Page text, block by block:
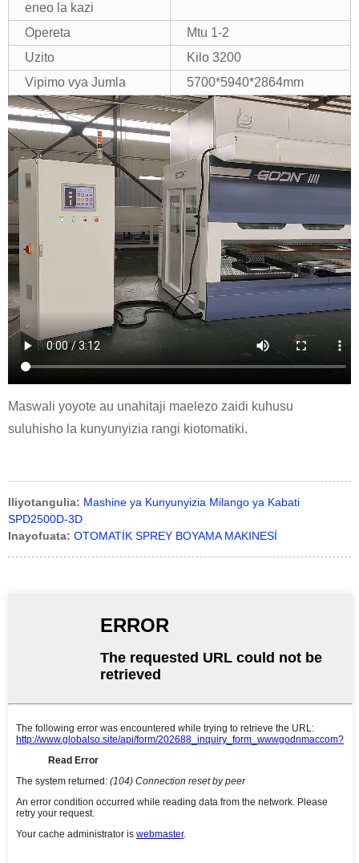
eneo la kazi
Opereta
Mtu 1-2
Uzito
Kilo 3200
Vipimo vya Jumla
5700*5940*2864mm
Maswali yoyote au unahitaji maelezo zaidi kuhusu
suluhisho la kunyunyizia rangi kiotomatiki.
Iliyotangulia: Mashine ya Kunyunyizia Milango ya Kabati
SPD2500D-3D
Inayofuata: OTOMATİK SPREY BOYAMA MAKINESİ